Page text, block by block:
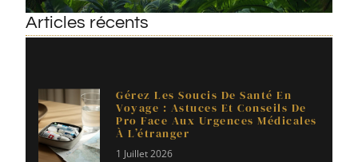
Articles récents
Gérez Les Soucis De Santé En
Voyage : Astuces Et Conseils De
Pro Face Aux Urgences Médicales
À L’étranger
1 Juillet 2026